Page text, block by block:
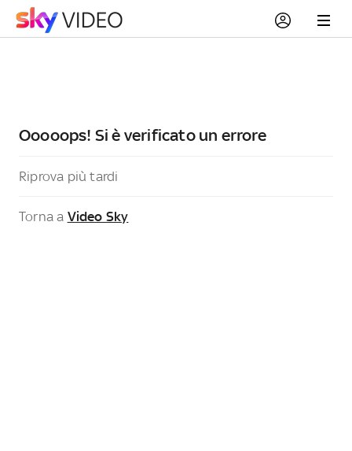
Ooooops! Si è verificato un errore
Riprova più tardi
Torna a Video Sky